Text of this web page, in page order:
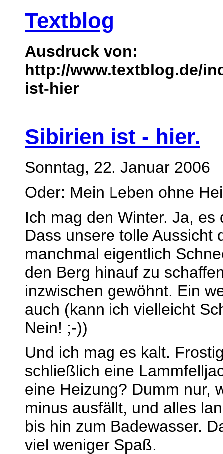
Textblog
Ausdruck von:
http://www.textblog.de/
ist-hier
Sibirien ist - hier.
Sonntag, 22. Januar 2006
Oder: Mein Leben ohne
Ich mag den Winter. Ja,
Dass unsere tolle Aussicht
manchmal eigentlich
den Berg hinauf zu
inzwischen gewöhnt. Ein
auch (kann ich vielleicht
Nein! ;-))
Und ich mag es kalt.
schließlich eine
eine Heizung? Dumm nur,
minus ausfällt, und alles
bis hin zum Badewasser.
viel weniger Spaß.